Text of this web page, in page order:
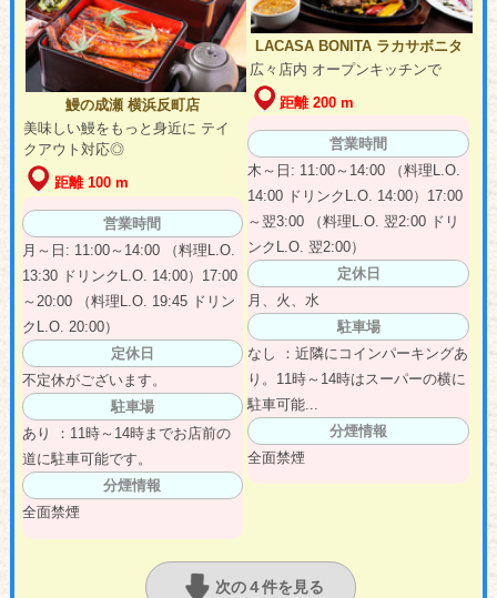
鰻の成瀬 横浜反町店
美味しい鰻をもっと身近に テイ
クアウト対応◎
距離 100 m
営業時間
月～日: 11:00～14:00 （料理L.O.
13:30 ドリンクL.O. 14:00）17:00
～20:00 （料理L.O. 19:45 ドリン
クL.O. 20:00）
定休日
不定休がございます。
駐車場
あり ：11時～14時までお店前の
道に駐車可能です。
分煙情報
全面禁煙
LACASA BONITA ラカサボニタ
広々店内 オープンキッチンで
距離 200 m
営業時間
木～日: 11:00～14:00 （料理L.O.
14:00 ドリンクL.O. 14:00）17:00
～翌3:00 （料理L.O. 翌2:00 ドリ
ンクL.O. 翌2:00）
定休日
月、火、水
駐車場
なし ：近隣にコインパーキングあ
り。11時～14時はスーパーの横に
駐車可能...
分煙情報
全面禁煙
次の４件を見る